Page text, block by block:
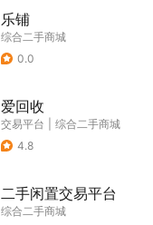
乐铺
综合二手商城
0.0
爱回收
交易平台
综合二手商城
4.8
二手闲置交易平台
综合二手商城